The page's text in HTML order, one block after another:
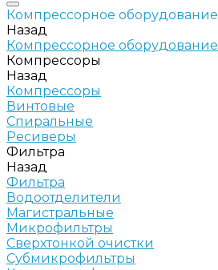
Компрессорное оборудование
Назад
Компрессорное оборудование
Компрессоры
Назад
Компрессоры
Винтовые
Спиральные
Ресиверы
Фильтра
Назад
Фильтра
Водоотделители
Магистральные
Микрофильтры
Сверхтонкой очистки
Субмикрофильтры